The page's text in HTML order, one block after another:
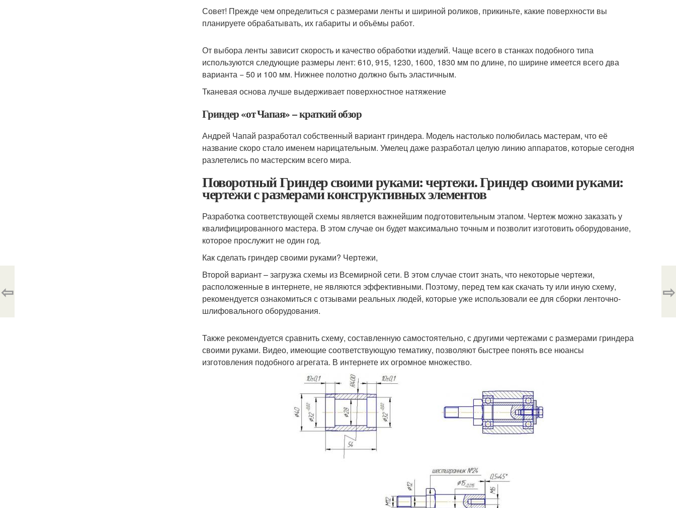
Совет! Прежде чем определиться с размерами ленты и шириной роликов, прикиньте, какие поверхности вы
планируете обрабатывать, их габариты и объёмы работ.
От выбора ленты зависит скорость и качество обработки изделий. Чаще всего в станках подобного типа
используются следующие размеры лент: 610, 915, 1230, 1600, 1830 мм по длине, по ширине имеется всего два
варианта − 50 и 100 мм. Нижнее полотно должно быть эластичным.
Тканевая основа лучше выдерживает поверхностное натяжение
Гриндер «от Чапая» − краткий обзор
Андрей Чапай разработал собственный вариант гриндера. Модель настолько полюбилась мастерам, что её
название скоро стало именем нарицательным. Умелец даже разработал целую линию аппаратов, которые сегодня
разлетелись по мастерским всего мира.
Поворотный Гриндер своими руками: чертежи. Гриндер своими руками:
чертежи с размерами конструктивных элементов
Разработка соответствующей схемы является важнейшим подготовительным этапом. Чертеж можно заказать у
квалифицированного мастера. В этом случае он будет максимально точным и позволит изготовить оборудование,
которое прослужит не один год.
Как сделать гриндер своими руками? Чертежи,
Второй вариант – загрузка схемы из Всемирной сети. В этом случае стоит знать, что некоторые чертежи,
расположенные в интернете, не являются эффективными. Поэтому, перед тем как скачать ту или иную схему,
рекомендуется ознакомиться с отзывами реальных людей, которые уже использовали ее для сборки ленточно-
шлифовального оборудования.
Также рекомендуется сравнить схему, составленную самостоятельно, с другими чертежами с размерами гриндера
своими руками. Видео, имеющие соответствующую тематику, позволяют быстрее понять все нюансы
изготовления подобного агрегата. В интернете их огромное множество.
⇦ ⇨